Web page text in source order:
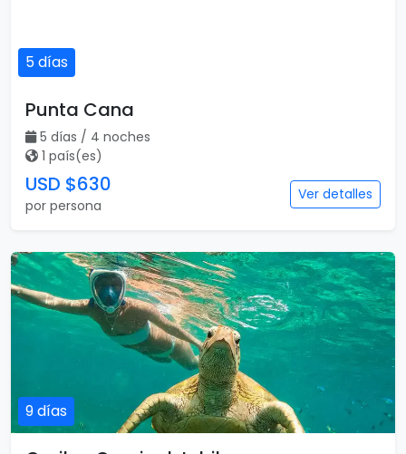
5 días
Punta Cana
5 días / 4 noches
1 país(es)
USD $630
por persona
Ver detalles
9 días